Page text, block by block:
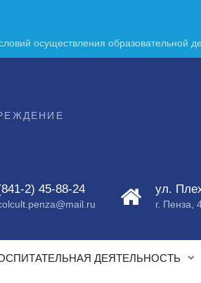
осуществления образовательной
2) 45-88-24 ул.
г. Пенза,
ДЕЯТЕЛЬНОСТЬ